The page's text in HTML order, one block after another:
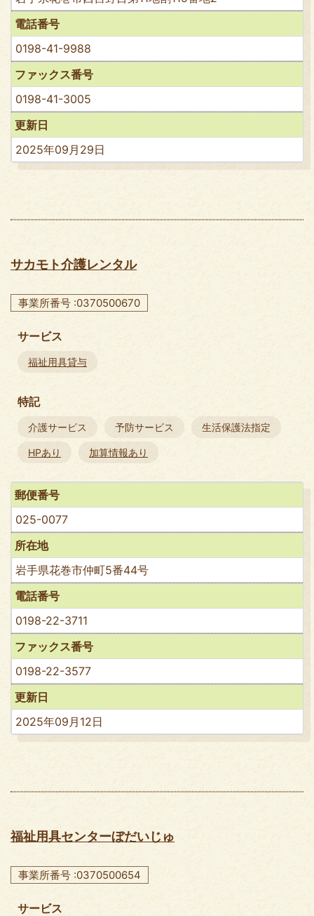
電話番号
0198-41-9988
ファックス番号
0198-41-3005
更新日
2025年09月29日
サカモト介護レンタル
事業所番号 :0370500670
サービス
福祉用具貸与
特記
介護サービス 予防サービス 生活保護法指定
HPあり 加算情報あり
郵便番号
025-0077
所在地
岩手県花巻市仲町5番44号
電話番号
0198-22-3711
ファックス番号
0198-22-3577
更新日
2025年09月12日
福祉用具センターぼだいじゅ
事業所番号 :0370500654
サービス